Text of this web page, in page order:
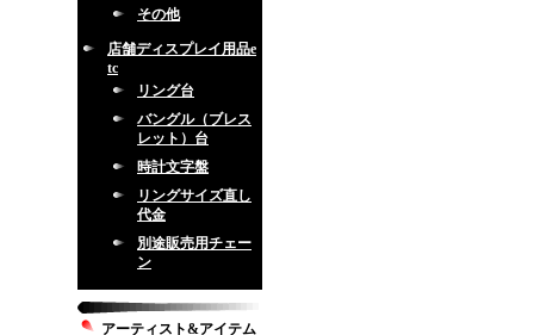
その他
店舗ディスプレイ用品e
tc
リング台
バングル（ブレス
レット）台
時計文字盤
リングサイズ直し
代金
別途販売用チェー
ン
アーティスト&アイテム